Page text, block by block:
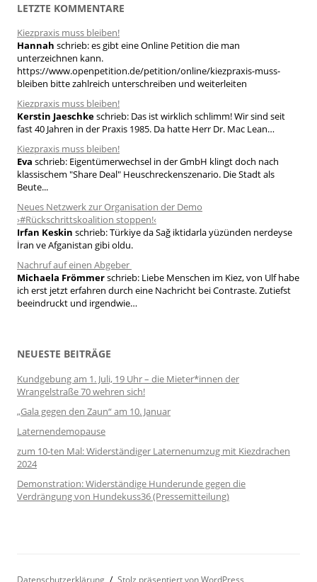
n
n
a
c
h
:
LETZTE KOMMENTARE
Kiezpraxis muss bleiben!
Hannah schrieb:es gibt eine Online Petition die man
unterzeichnen kann.
https://www.openpetition.de/petition/online/kiezpraxis-muss-
bleiben bitte zahlreich unterschreiben und weiterleiten
Kiezpraxis muss bleiben!
Kerstin Jaeschkeschrieb: Das ist wirklich schlimm! Wir sind seit
fast 40 Jahren in der Praxis 1985. Da hatte Herr Dr. Mac Lean…
Kiezpraxis muss bleiben!
Eva schrieb: Eigentümerwechsel in der GmbH klingt doch nach
klassischem "Share Deal" Heuschreckenszenario. Die Stadt als
Beute...
Neues Netzwerk zur Organisation der Demo
›#Rückschrittskoalition stoppen!‹
Irfan Keskin schrieb:Türkiye da Sağ iktidarla yüzünden nerdeyse
İran ve Afganistan gibi oldu.
Nachruf auf einen Abgeber
Michaela Frömmerschrieb: Liebe Menschen im Kiez, von Ulf habe
ich erst jetzt erfahren durch eine Nachricht bei Contraste. Zutiefst
beeindruckt und irgendwie…
NEUESTE BEITRÄGE
Kundgebung am 1. Juli, 19 Uhr – die Mieter*innen der
Wrangelstraße 70 wehren sich!
„Gala gegen den Zaun“ am 10. Januar
Laternendemopause
zum 10-ten Mal: Widerständiger Laternenumzug mit Kiezdrachen
2024
Demonstration: Widerständige Hunderunde gegen die
Verdrängung von Hundekuss36 (Pressemitteilung)
Datenschutzerklärung Stolz präsentiert von WordPress